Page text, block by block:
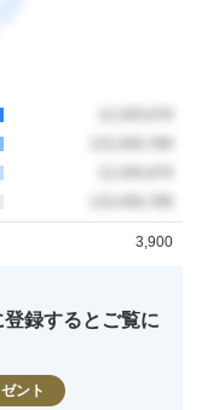
3,900
録するとご覧に
ント